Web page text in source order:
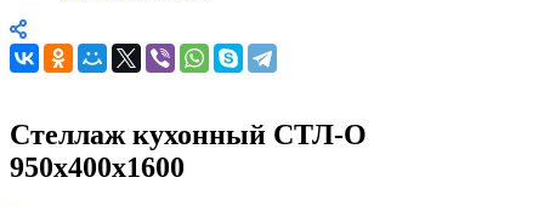
Стеллаж кухонный СТЛ-О
950х400х1600